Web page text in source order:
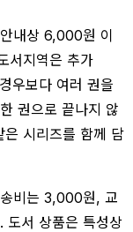
내상 6,000원 이
서지역은 추가
우보다 여러 권을
권으로 끝나지 않
시리즈를 함께 담
비는 3,000원, 교
도서 상품은 특성상